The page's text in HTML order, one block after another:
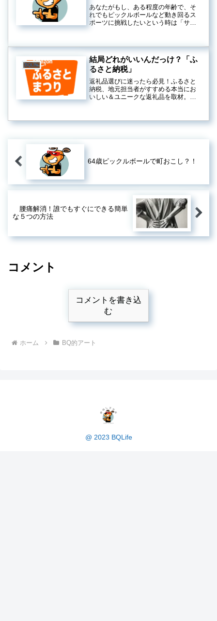
あなたがもし、ある程度の年齢で、そ
れでもピックルボールなど動き回るス
ポーツに挑戦したいという時は「サポ
「肉離れする先のサポーター」を。
BQLife
結局どれがいいんだっけ？「ふ
るさと納税」
返礼品選びに迷ったら必見！ふるさと
納税、地元担当者がすすめる本当にお
いしい＆ユニークな返礼品を取材。海
ントで取材してきました！
64歳ピックルボールで町おこし？！
腰痛解消！誰でもすぐにできる簡単
な５つの方法
コメント
コメントを書き込
む
ホーム BQ的アート
@ 2023 BQLife